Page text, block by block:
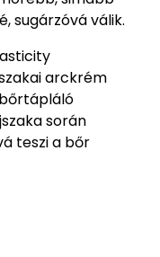
sugárzóvá válik.
arckrém
során
teszi a bőr